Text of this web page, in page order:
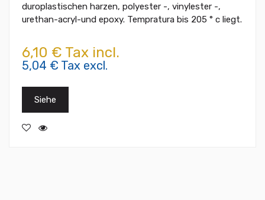
duroplastischen harzen, polyester -, vinylester -,
urethan-acryl-und epoxy. Tempratura bis 205 ° c liegt.
6,10 € Tax incl.
5,04 € Tax excl.
Siehe